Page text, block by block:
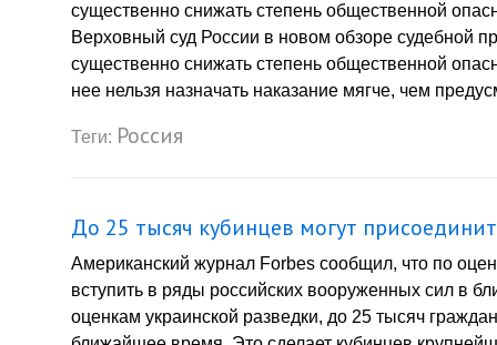
существенно снижать степень общественной
Верховный суд России в новом обзоре судебной
существенно снижать степень общественной
нее нельзя назначать наказание мягче, чем
Теги: Россия
До 25 тысяч кубинцев могут
Американский журнал Forbes сообщил, что по
вступить в ряды российских вооруженных сил в
оценкам украинской разведки, до 25 тысяч